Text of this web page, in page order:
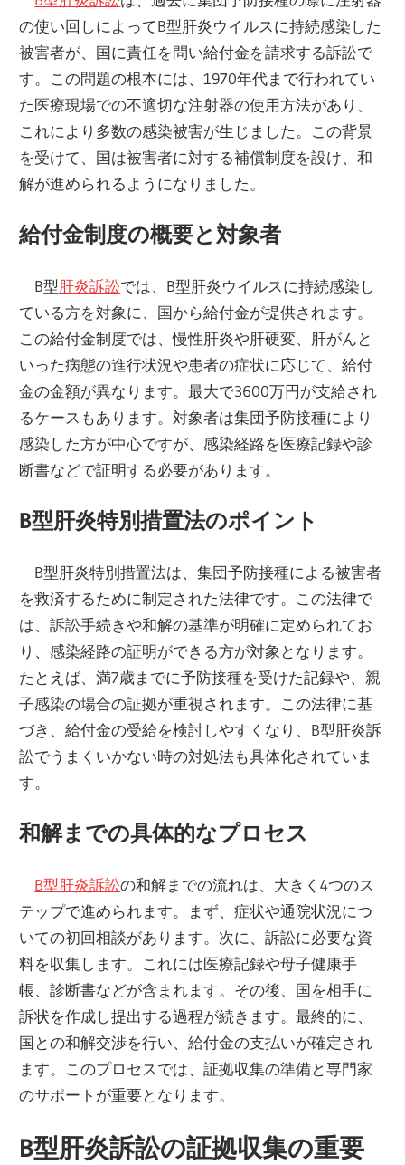
の使い回しによってB型肝炎ウイルスに持続感染した
被害者が、国に責任を問い給付金を請求する訴訟で
す。この問題の根本には、1970年代まで行われてい
た医療現場での不適切な注射器の使用方法があり、
これにより多数の感染被害が生じました。この背景
を受けて、国は被害者に対する補償制度を設け、和
解が進められるようになりました。
給付金制度の概要と対象者
B型肝炎訴訟では、B型肝炎ウイルスに持続感染し
ている方を対象に、国から給付金が提供されます。
この給付金制度では、慢性肝炎や肝硬変、肝がんと
いった病態の進行状況や患者の症状に応じて、給付
金の金額が異なります。最大で3600万円が支給され
るケースもあります。対象者は集団予防接種により
感染した方が中心ですが、感染経路を医療記録や診
断書などで証明する必要があります。
B型肝炎特別措置法のポイント
B型肝炎特別措置法は、集団予防接種による被害者
を救済するために制定された法律です。この法律で
は、訴訟手続きや和解の基準が明確に定められてお
り、感染経路の証明ができる方が対象となります。
たとえば、満7歳までに予防接種を受けた記録や、親
子感染の場合の証拠が重視されます。この法律に基
づき、給付金の受給を検討しやすくなり、B型肝炎訴
訟でうまくいかない時の対処法も具体化されていま
す。
和解までの具体的なプロセス
B型肝炎訴訟の和解までの流れは、大きく4つのス
テップで進められます。まず、症状や通院状況につ
いての初回相談があります。次に、訴訟に必要な資
料を収集します。これには医療記録や母子健康手
帳、診断書などが含まれます。その後、国を相手に
訴状を作成し提出する過程が続きます。最終的に、
国との和解交渉を行い、給付金の支払いが確定され
ます。このプロセスでは、証拠収集の準備と専門家
のサポートが重要となります。
B型肝炎訴訟の証拠収集の重要